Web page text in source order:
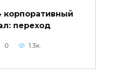
корпоративный
переход
0 1.3к.